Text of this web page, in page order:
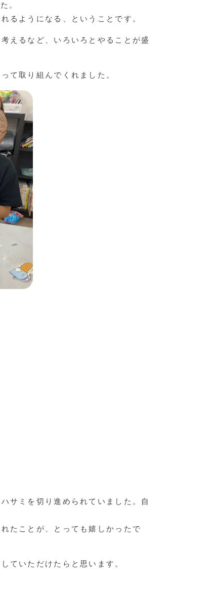
。
るようになる、ということです。
えるなど、いろいろとやることが盛
て取り組んでくれました。
サミを切り進められていました。自
たことが、とっても嬉しかったで
ていただけたらと思います。